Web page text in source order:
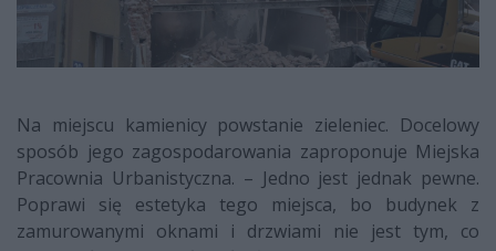
Na miejscu kamienicy powstanie zieleniec. Docelowy
sposób jego zagospodarowania zaproponuje Miejska
Pracownia Urbanistyczna. – Jedno jest jednak pewne.
Poprawi się estetyka tego miejsca, bo budynek z
zamurowanymi oknami i drzwiami nie jest tym, co